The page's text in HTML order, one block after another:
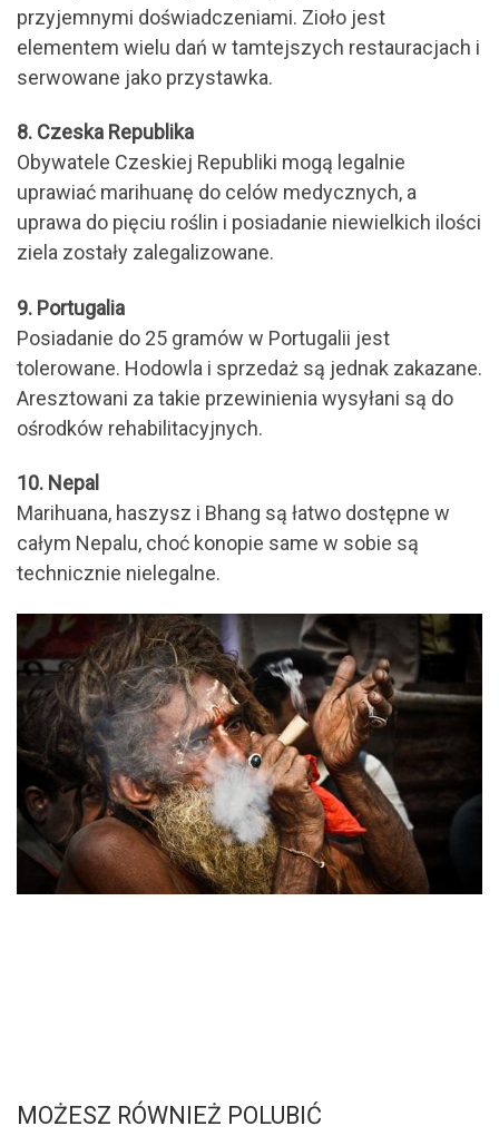
przyjemnymi doświadczeniami. Zioło jest
elementem wielu dań w tamtejszych restauracjach i
serwowane jako przystawka.
8. Czeska Republika
Obywatele Czeskiej Republiki mogą legalnie
uprawiać marihuanę do celów medycznych, a
uprawa do pięciu roślin i posiadanie niewielkich ilości
ziela zostały zalegalizowane.
9. Portugalia
Posiadanie do 25 gramów w Portugalii jest
tolerowane. Hodowla i sprzedaż są jednak zakazane.
Aresztowani za takie przewinienia wysyłani są do
ośrodków rehabilitacyjnych.
10. Nepal
Marihuana, haszysz i Bhang są łatwo dostępne w
całym Nepalu, choć konopie same w sobie są
technicznie nielegalne.
MOŻESZ RÓWNIEŻ POLUBIĆ